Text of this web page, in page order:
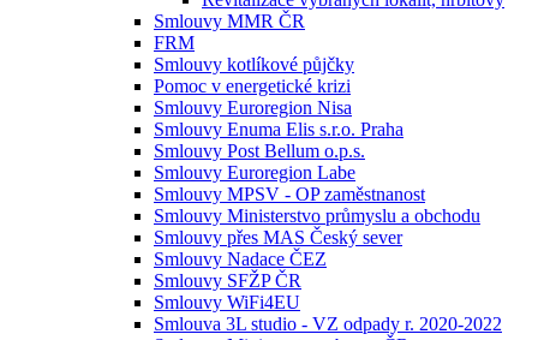
Smlouvy MMR ČR
FRM
Smlouvy kotlíkové půjčky
Pomoc v energetické krizi
Smlouvy Euroregion Nisa
Smlouvy Enuma Elis s.r.o. Praha
Smlouvy Post Bellum o.p.s.
Smlouvy Euroregion Labe
Smlouvy MPSV - OP zaměstnanost
Smlouvy Ministerstvo průmyslu a obchodu
Smlouvy přes MAS Český sever
Smlouvy Nadace ČEZ
Smlouvy SFŽP ČR
Smlouvy WiFi4EU
Smlouva 3L studio - VZ odpady r. 2020-2022